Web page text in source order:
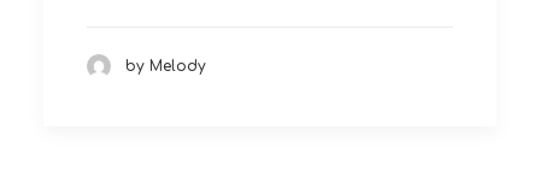
by Melody